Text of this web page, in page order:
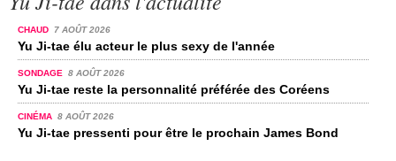
CHAUD 7 AOÛT 2026
Yu Ji-tae élu acteur le plus sexy de l'année
SONDAGE 8 AOÛT 2026
Yu Ji-tae reste la personnalité préférée des Coréens
CINÉMA 8 AOÛT 2026
Yu Ji-tae pressenti pour être le prochain James Bond